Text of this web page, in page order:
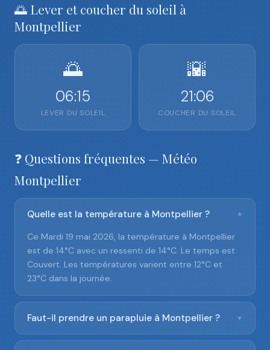
🌅 Lever et coucher du soleil à
Montpellier
🌅
06:15
LEVER DU SOLEIL
🌇
21:06
COUCHER DU SOLEIL
❓ Questions fréquentes — Météo
Montpellier
Quelle est la température à Montpellier ? ▼
Ce Mardi 19 mai 2026, la température à Montpellier
est de 14°C avec un ressenti de 14°C. Le temps est
Couvert. Les températures varient entre 12°C et
23°C dans la journée.
Faut-il prendre un parapluie à Montpellier ? ▼